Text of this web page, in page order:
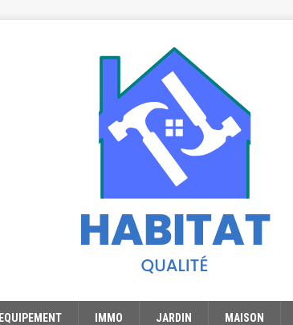
EQUIPEMENT IMMO JARDIN MAISON